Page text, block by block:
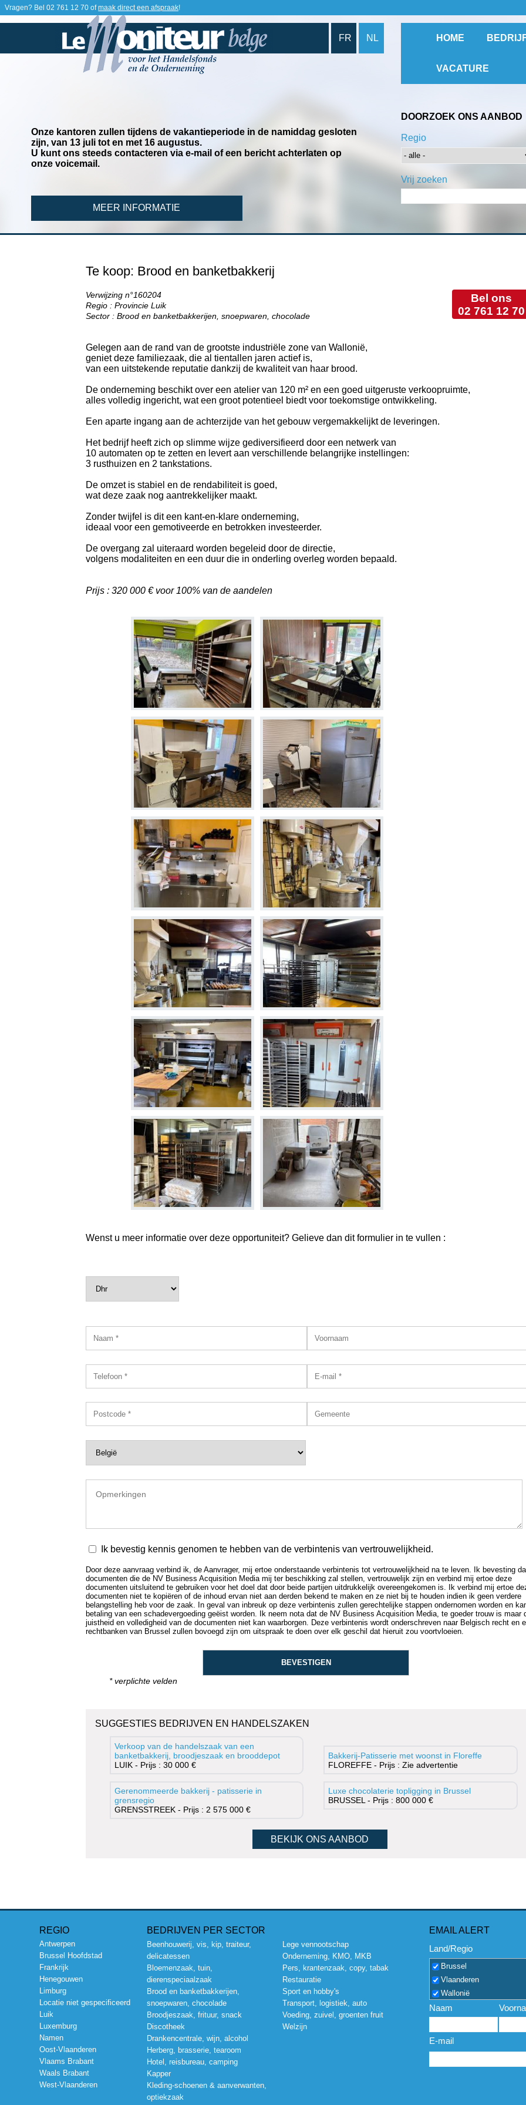
Vragen? Bel 02 761 12 70 ofmaak direct een afspraak!
FR NL HOME
VACATURE
Onze kantoren zullen tijdens de vakantieperiode in de namiddag gesloten
zijn, van 13 juli tot en met 16 augustus.
U kunt ons steeds contacteren via e-mail of een bericht achterlaten op
onze voicemail.
MEER INFORMATIE
DOORZOEK ONS AANBOD
Regio
Vrij zoeken
Te koop: Brood en banketbakkerij
Bel ons
02 761 12 70
Verwijzing n°160204
Regio : Provincie Luik
Sector : Brood en banketbakkerijen, snoepwaren, chocolade
Gelegen aan de rand van de grootste industriële zone van Wallonië,
geniet deze familiezaak, die al tientallen jaren actief is,
van een uitstekende reputatie dankzij de kwaliteit van haar brood.
De onderneming beschikt over een atelier van 120 m² en een goed uitgeruste verkoopruimte,
alles volledig ingericht, wat een groot potentieel biedt voor toekomstige ontwikkeling.
Een aparte ingang aan de achterzijde van het gebouw vergemakkelijkt de leveringen.
Het bedrijf heeft zich op slimme wijze gediversifieerd door een netwerk van
10 automaten op te zetten en levert aan verschillende belangrijke instellingen:
3 rusthuizen en 2 tankstations.
De omzet is stabiel en de rendabiliteit is goed,
wat deze zaak nog aantrekkelijker maakt.
Zonder twijfel is dit een kant-en-klare onderneming,
ideaal voor een gemotiveerde en betrokken investeerder.
De overgang zal uiteraard worden begeleid door de directie,
volgens modaliteiten en een duur die in onderling overleg worden bepaald.
Prijs : 320 000 € voor 100% van de aandelen
Wenst u meer informatie over deze opportuniteit? Gelieve dan dit formulier in te vullen :
Ik bevestig kennis genomen te hebben van de verbintenis van vertrouwelijkheid.
Door deze aanvraag verbind ik, de Aanvrager, mij ertoe onderstaande verbintenis tot vertrouwelijkheid na te leven. Ik bevesting
documenten die de NV Business Acquisition Media mij ter beschikking zal stellen, vertrouwelijk zijn en verbind mij ertoe deze
documenten uitsluitend te gebruiken voor het doel dat door beide partijen uitdrukkelijk overeengekomen is. Ik verbind mij ertoe
documenten niet te kopiëren of de inhoud ervan niet aan derden bekend te maken en ze niet bij te houden indien ik geen verdere
belangstelling heb voor de zaak. In geval van inbreuk op deze verbintenis zullen gerechtelijke stappen ondernomen worden en
betaling van een schadevergoeding geëist worden. Ik neem nota dat de NV Business Acquisition Media, te goeder trouw is maar
juistheid en volledigheid van de documenten niet kan waarborgen. Deze verbintenis wordt onderschreven naar Belgisch recht en
rechtbanken van Brussel zullen bovoegd zijn om uitspraak te doen over elk geschil dat hieruit zou voortvloeien.
* verplichte velden
SUGGESTIES BEDRIJVEN EN HANDELSZAKEN
Verkoop van de handelszaak van een
banketbakkerij, broodjeszaak en brooddepot
LUIK - Prijs : 30 000 €
Gerenommeerde bakkerij - patisserie in
grensregio
GRENSSTREEK - Prijs : 2 575 000 €
Bakkerij-Patisserie met woonst in Floreffe
FLOREFFE - Prijs : Zie advertentie
Luxe chocolaterie topligging in Brussel
BRUSSEL - Prijs : 800 000 €
BEKIJK ONS AANBOD
REGIO
Antwerpen
Brussel Hoofdstad
Frankrijk
Henegouwen
Limburg
Locatie niet gespecificeerd
Luik
Luxemburg
Namen
Oost-Vlaanderen
Vlaams Brabant
Waals Brabant
West-Vlaanderen
BEDRIJVEN PER SECTOR
Beenhouwerij, vis, kip, traiteur,
delicatessen
Bloemenzaak, tuin,
dierenspeciaalzaak
Brood en banketbakkerijen,
snoepwaren, chocolade
Broodjeszaak, frituur, snack
Discotheek
Drankencentrale, wijn, alcohol
Herberg, brasserie, tearoom
Hotel, reisbureau, camping
Kapper
Kleding-schoenen & aanverwanten,
optiekzaak
Lege vennootschap
Onderneming, KMO, MKB
Pers, krantenzaak, copy, tabak
Restauratie
Sport en hobby's
Transport, logistiek, auto
Voeding, zuivel, groenten fruit
Welzijn
EMAIL ALERT
Land/Regio
Brussel
Vlaanderen
Wallonië
Naam
E-mail